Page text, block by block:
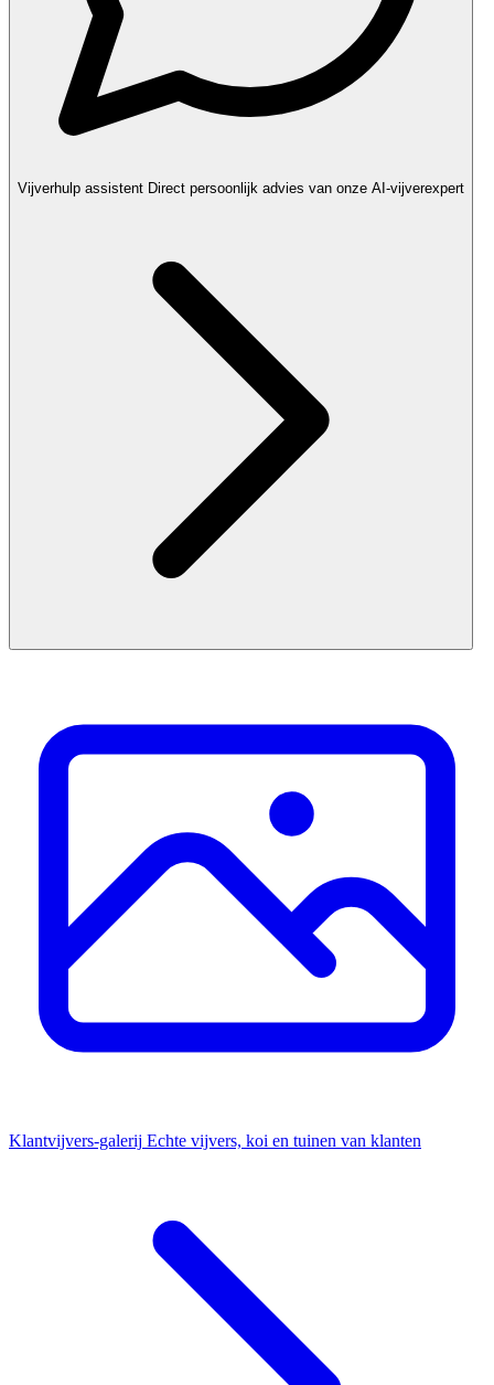
Vijverhulp assistent Direct persoonlijk advies van onze AI-vijverexpert
Klantvijvers-galerij Echte vijvers, koi en tuinen van klanten